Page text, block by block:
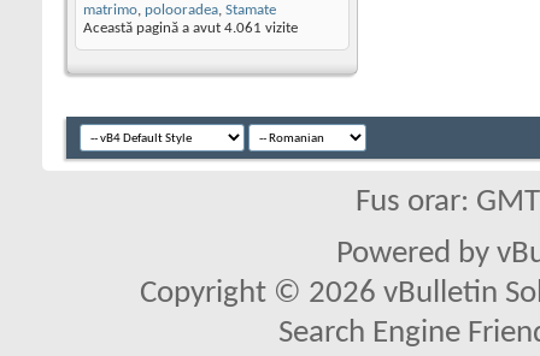
matrimo, polooradea, Stamate
Această pagină a avut 4.061 vizite
Fus orar:
Powered by
Copyright © 2026 vBulletin
Search Engine